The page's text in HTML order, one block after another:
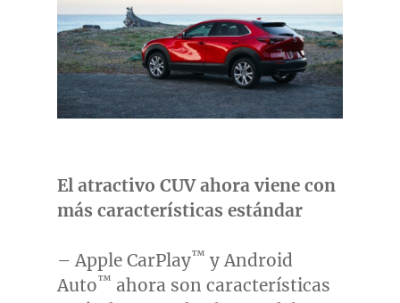
El atractivo CUV ahora viene con
más características estándar
– Apple CarPlay™ y Android
Auto™ ahora son características